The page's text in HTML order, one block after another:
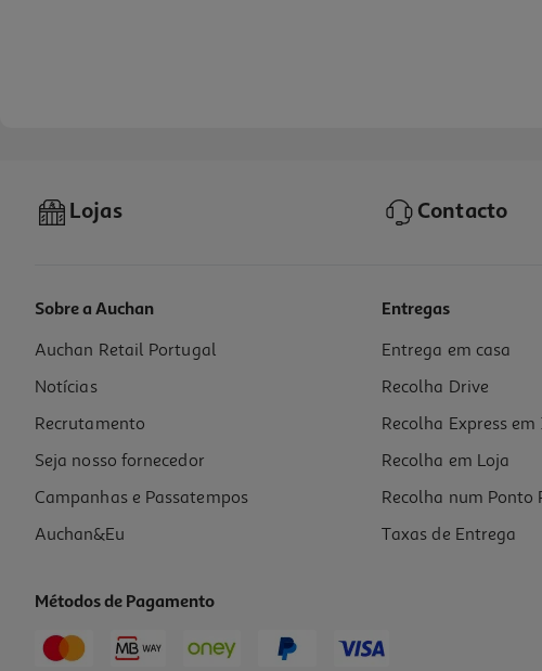
Kit Viagem Curaprox Kids - Laranja
12.26 €/un
12,26 €
-25%
Lojas Contacto
Sobre a Auchan
Auchan Retail Portugal
Notícias
Recrutamento
Seja nosso fornecedor
Campanhas e Passatempos
Auchan&Eu
Entregas
Entrega em casa
Recolha Drive
Recolha Express em
Recolha em Loja
Recolha num Ponto
Taxas de Entrega
Métodos de Pagamento